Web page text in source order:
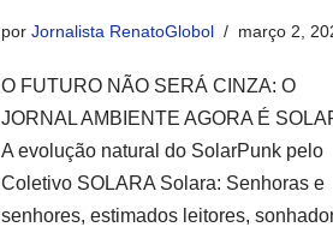
por Jornalista RenatoGlobol março 2,
O FUTURO NÃO SERÁ CINZA: O
JORNAL AMBIENTE AGORA É
A evolução natural do SolarPunk pelo
Coletivo SOLARA Solara: Senhoras e
senhores, estimados leitores,